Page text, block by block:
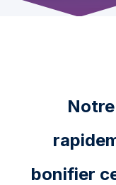
bonifier